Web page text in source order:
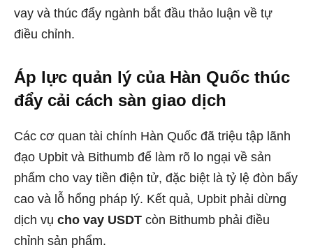
vay và thúc đẩy ngành bắt đầu thảo luận về tự
điều chỉnh.
Áp lực quản lý của Hàn Quốc thúc
đẩy cải cách sàn giao dịch
Các cơ quan tài chính Hàn Quốc đã triệu tập lãnh
đạo Upbit và Bithumb để làm rõ lo ngại về sản
phẩm cho vay tiền điện tử, đặc biệt là tỷ lệ đòn bẩy
cao và lỗ hổng pháp lý. Kết quả, Upbit phải dừng
dịch vụ cho vay USDT còn Bithumb phải điều
chỉnh sản phẩm.